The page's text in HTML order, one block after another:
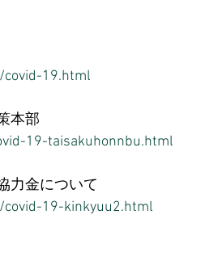
19.html
本部
19-taisakuhonnbu.html
力金について
19-kinkyuu2.html